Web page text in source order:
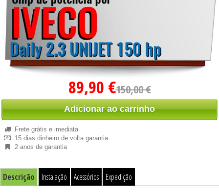
89,90 €150,00 €
Adicionar ao carrinho
Frete grátis e imediata
15 dias dinheiro de volta garantia
2 anos de garantia
Descrição Instalação Acessórios Expedição